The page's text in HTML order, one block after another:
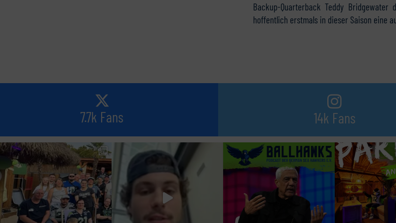
Backup-Quarterback Teddy
hoffentlich erstmals in dieser Saison eine
7.7k Fans 14k Fans